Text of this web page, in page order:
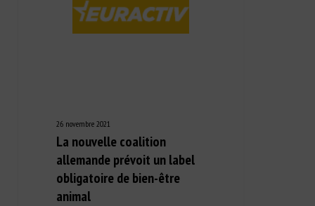
26 novembre 2021
La nouvelle coalition
allemande prévoit un label
obligatoire de bien-être
animal